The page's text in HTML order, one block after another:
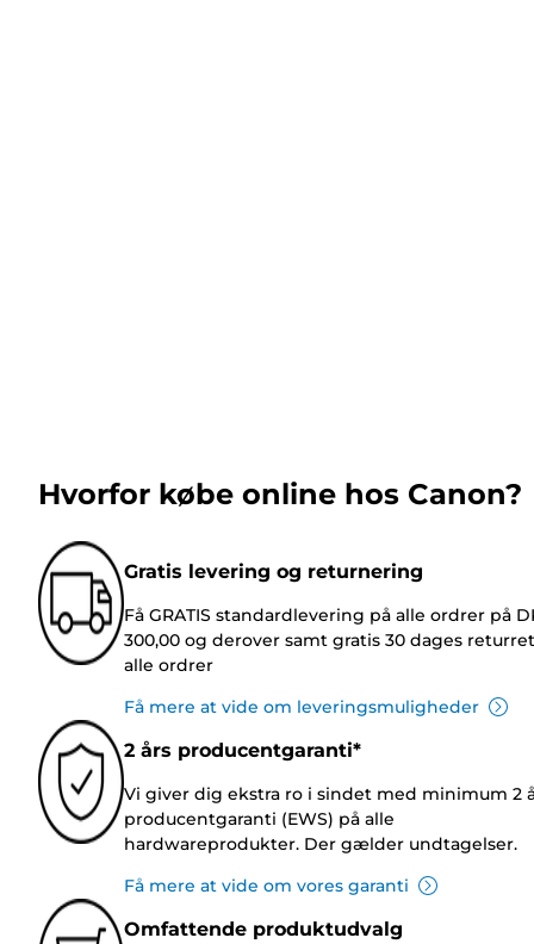
Hvorfor købe online hos Canon?
Gratis levering og returnering
Få GRATIS standardlevering på alle ordrer på
300,00 og derover samt gratis 30 dages
alle ordrer
Få mere at vide om leveringsmuligheder
2 års producentgaranti*
Vi giver dig ekstra ro i sindet med minimum 2
producentgaranti (EWS) på alle
hardwareprodukter. Der gælder undtagelser.
Få mere at vide om vores garanti
Omfattende produktudvalg